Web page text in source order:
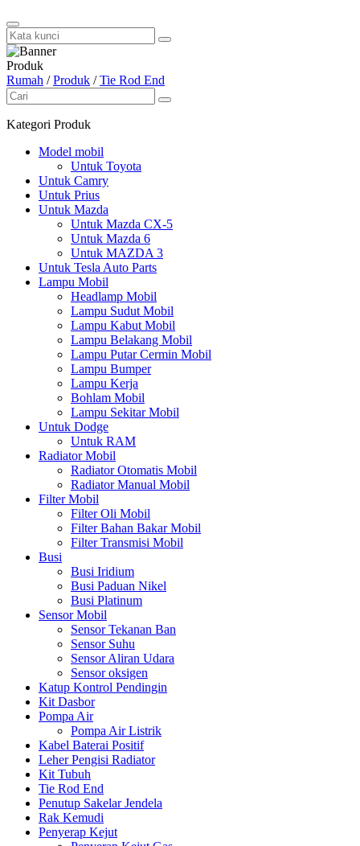
Produk
Rumah /Produk /Tie Rod End
Kategori Produk
Model mobil
Untuk Toyota
Untuk Camry
Untuk Prius
Untuk Mazda
Untuk Mazda CX-5
Untuk Mazda 6
Untuk MAZDA 3
Untuk Tesla Auto Parts
Lampu Mobil
Headlamp Mobil
Lampu Sudut Mobil
Lampu Kabut Mobil
Lampu Belakang Mobil
Lampu Putar Cermin Mobil
Lampu Bumper
Lampu Kerja
Bohlam Mobil
Lampu Sekitar Mobil
Untuk Dodge
Untuk RAM
Radiator Mobil
Radiator Otomatis Mobil
Radiator Manual Mobil
Filter Mobil
Filter Oli Mobil
Filter Bahan Bakar Mobil
Filter Transmisi Mobil
Busi
Busi Iridium
Busi Paduan Nikel
Busi Platinum
Sensor Mobil
Sensor Tekanan Ban
Sensor Suhu
Sensor Aliran Udara
Sensor oksigen
Katup Kontrol Pendingin
Kit Dasbor
Pompa Air
Pompa Air Listrik
Kabel Baterai Positif
Leher Pengisi Radiator
Kit Tubuh
Tie Rod End
Penutup Sakelar Jendela
Rak Kemudi
Penyerap Kejut